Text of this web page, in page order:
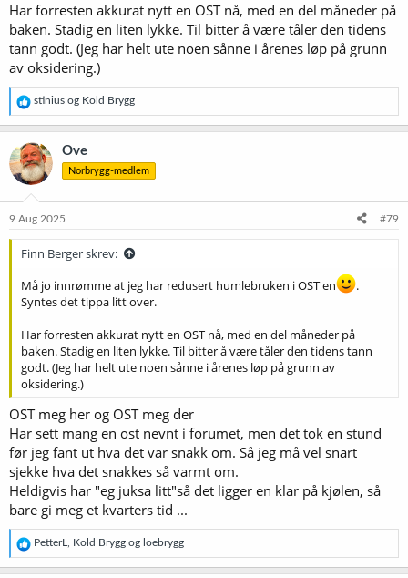
Har forresten akkurat nytt en OST nå, med en del måneder på
baken. Stadig en liten lykke. Til bitter å være tåler den tidens
tann godt. (Jeg har helt ute noen sånne i årenes løp på grunn
av oksidering.)
R
e
a
k
s
j
o
e
stinius og Kold Brygg
Ove
Norbrygg-medlem
9 Aug 2025 #79
Finn Berger skrev:
Må jo innrømme at jeg har redusert humlebruken i OST'en
.
Syntes det tippa litt over.
Har forresten akkurat nytt en OST nå, med en del måneder på
baken. Stadig en liten lykke. Til bitter å være tåler den tidens tann
godt. (Jeg har helt ute noen sånne i årenes løp på grunn av
oksidering.)
OST meg her og OST meg der
Har sett mang en ost nevnt i forumet, men det tok en stund
før jeg fant ut hva det var snakk om. Så jeg må vel snart
sjekke hva det snakkes så varmt om.
Heldigvis har "eg juksa litt"så det ligger en klar på kjølen, så
bare gi meg et kvarters tid ...
R
e
a
PetterL Kold Brygg og loebrygg